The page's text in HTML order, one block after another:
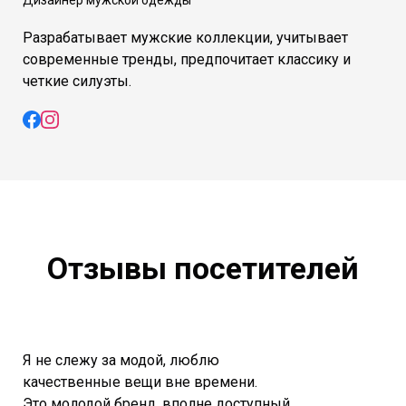
Разрабатывает мужские коллекции, учитывает
современные тренды, предпочитает классику и
четкие силуэты.
Отзывы посетителей
Я не слежу за модой, люблю
качественные вещи вне времени.